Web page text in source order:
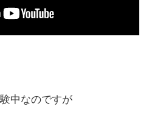
中なのですが